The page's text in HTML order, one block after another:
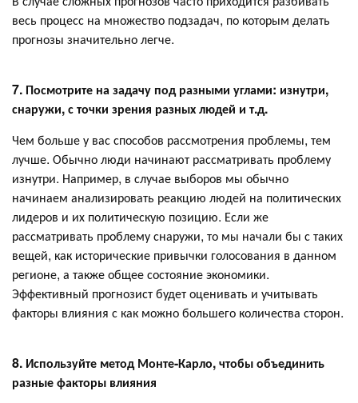
весь процесс на множество подзадач, по которым делать
прогнозы значительно легче.
7. Посмотрите на задачу под разными углами: изнутри,
снаружи, с точки зрения разных людей и т.д.
Чем больше у вас способов рассмотрения проблемы, тем
лучше. Обычно люди начинают рассматривать проблему
изнутри. Например, в случае выборов мы обычно
начинаем анализировать реакцию людей на политических
лидеров и их политическую позицию. Если же
рассматривать проблему снаружи, то мы начали бы с таких
вещей, как исторические привычки голосования в данном
регионе, а также общее состояние экономики.
Эффективный прогнозист будет оценивать и учитывать
факторы влияния с как можно большего количества сторон.
8. Используйте метод Монте-Карло, чтобы объединить
разные факторы влияния